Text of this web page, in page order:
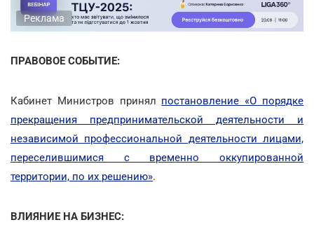
Реклама
ПРАВОВОЕ СОБЫТИЕ:
Кабинет Министров принял постановление «О порядке
прекращения предпринимательской деятельности и
независимой профессиональной деятельности лицами,
переселившимися с временно оккупированной
территории, по их решению».
ВЛИЯНИЕ НА БИЗНЕС: